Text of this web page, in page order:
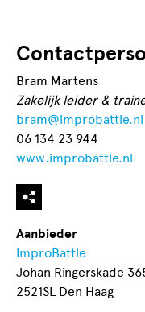
Bram Martens
Zakelijk leider &
bram@improbattle.nl
06 134 23 944
www.improbattle.nl
Aanbieder
ImproBattle
Johan Ringerskade
2521SL Den Haag